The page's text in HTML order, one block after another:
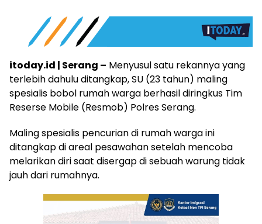
itoday.id | Serang – Menyusul satu rekannya yang
terlebih dahulu ditangkap, SU (23 tahun) maling
spesialis bobol rumah warga berhasil diringkus Tim
Reserse Mobile (Resmob) Polres Serang.
Maling spesialis pencurian di rumah warga ini
ditangkap di areal pesawahan setelah mencoba
melarikan diri saat disergap di sebuah warung tidak
jauh dari rumahnya.